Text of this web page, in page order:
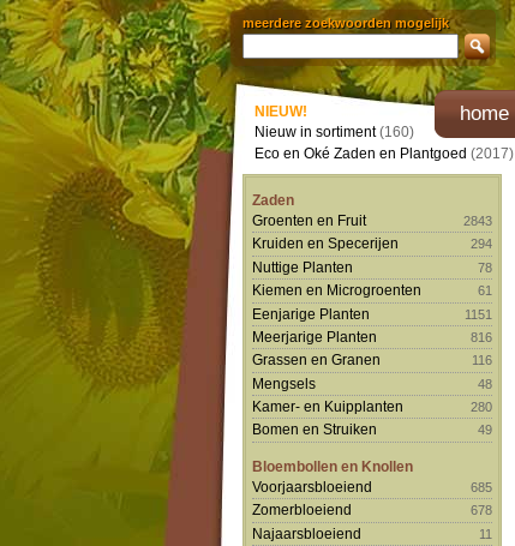
meerdere zoekwoorden mogelijk
home
NIEUW!
Nieuw in sortiment(160)
Eco en Oké Zaden en Plantgoed (2017)
Zaden
Groenten en Fruit
2843
Kruiden en Specerijen 294
Nuttige Planten 78
Kiemen en Microgroenten 61
Eenjarige Planten 1151
Meerjarige Planten 816
Grassen en Granen 116
Mengsels 48
Kamer- en Kuipplanten 280
Bomen en Struiken 49
Bloembollen en Knollen
Voorjaarsbloeiend
685
Zomerbloeiend 678
Najaarsbloeiend 11